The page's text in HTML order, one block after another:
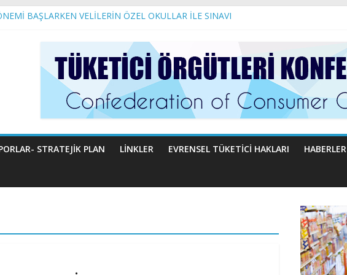
BAŞLARKEN VELİLERİN ÖZEL OKULLAR İLE SINAVI
Gıda Maddelerinin Hayatımıza Etkileri
GERİYE GÖTÜRÜLEMEZ!
STRATEJIK PLAN LINKLER EVRENSEL TÜKETICI HAKLARI HABERLER